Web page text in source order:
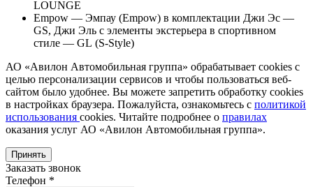
LOUNGE
Empow — Эмпау (Empow) в комплектации Джи Эс —
GS, Джи Эль с элементы экстерьера в спортивном
стиле — GL (S-Style)
АО «Авилон Автомобильная группа» обрабатывает cookies с
целью персонализации сервисов и чтобы пользоваться веб-
сайтом было удобнее. Вы можете запретить обработку сookies
в настройках браузера. Пожалуйста, ознакомьтесь с политикой
использования cookies. Читайте подробнее о правилах
оказания услуг АО «Авилон Автомобильная группа».
Принять
Заказать звонок
Телефон *